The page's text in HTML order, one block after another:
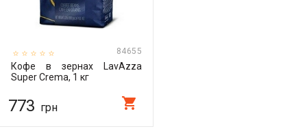
84655
Кофе в зернах LavAzza
Super Crema, 1 кг
773 грн shopping_cart